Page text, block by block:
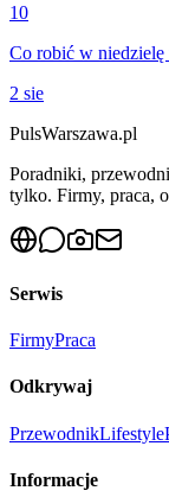
10
Co robić w
2 sie
PulsWarszawa.pl
Poradniki,
tylko. Firmy, praca,
Serwis
FirmyPraca
Odkrywaj
PrzewodnikLifestyle
Informacje